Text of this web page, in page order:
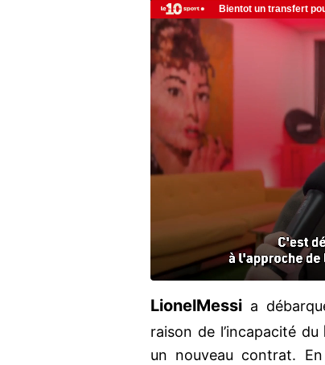
LionelMessi a
raison de l’incapacité du
un nouveau contrat.